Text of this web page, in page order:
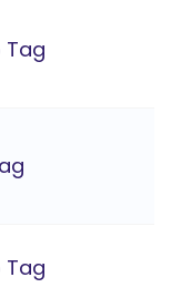
Tag
Tag